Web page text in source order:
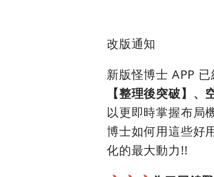
改版通知
新版怪博士 APP
【整理後突破】
以更即時掌握布局
博士如何用這些好
化的最大動力!!